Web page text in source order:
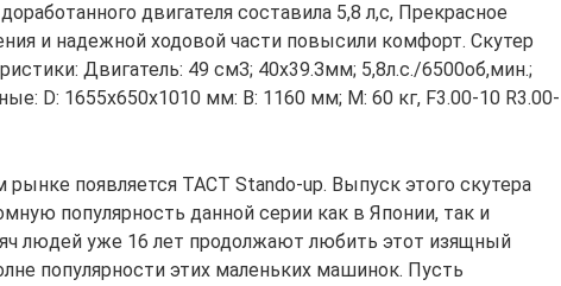
двигателя составила 5,8 л,с, Прекрасное
и надежной ходовой части повысили комфорт. Скутер
Двигатель: 49 смЗ; 40х39.Змм; 5,8л.с./6500об,мин.;
D: 1655х650х1010 мм: В: 1160 мм; М: 60 кг, F3.00-10 R3.00-
рынке появляется TACT Stando-up. Выпуск этого скутера
популярность данной серии как в Японии, так и
людей уже 16 лет продолжают любить этот изящный
популярности этих маленьких машинок. Пусть